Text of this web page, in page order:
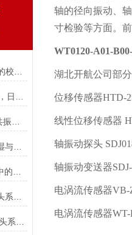
ZH1552D 涡流传感器配件在“潮湿与水浸环境”
轴的径向振动、
寸检验等方面。
WT0120-A01-
湖北开航公司部分
位移传感器HTD-
线性位移传感器
轴振动探头
轴振动变送器
电涡流传感器VB-
电涡流传感器WT-